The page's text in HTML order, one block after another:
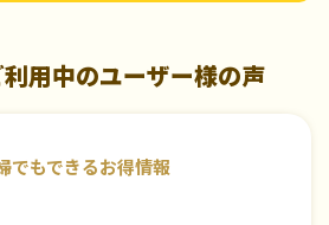
用中のユーザー様の声
でもできるお得情報